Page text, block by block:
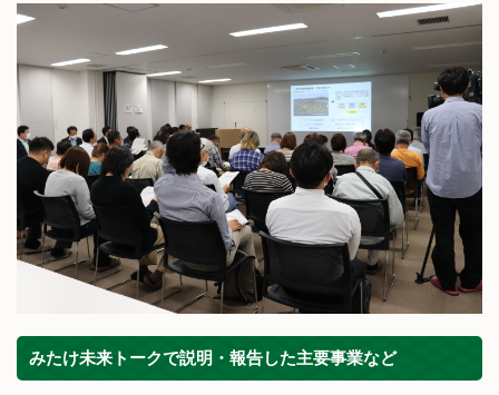
みたけ未来トークで説明・報告した主要事業など